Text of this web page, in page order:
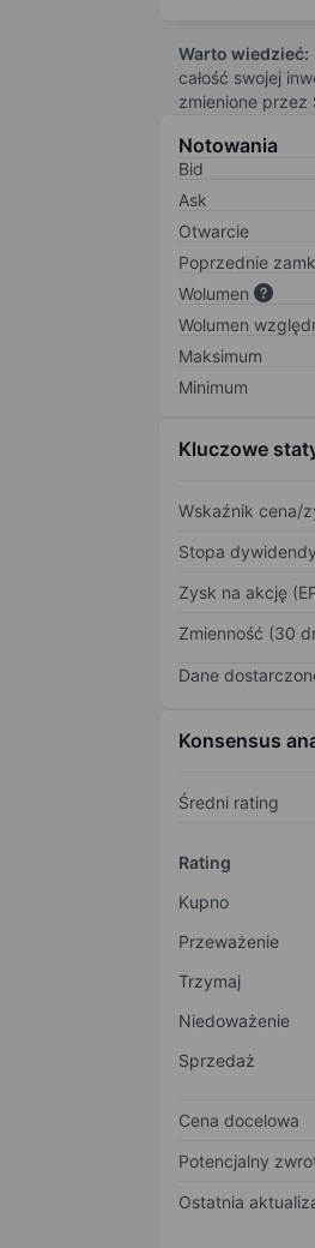
Warto wiedzieć:
całość swojej
zmienione przez
Notowania
Bid
Ask
Otwarcie
Poprzednie
Wolumen
Wolumen
Maksimum
Minimum
Kluczowe
Wskaźnik cena/
Stopa
Zysk na akcję
Zmienność (30
Dane
Konsensus
Średni rating
Rating
Kupno
Przeważenie
Trzymaj
Niedoważenie
Sprzedaż
Cena docelowa
Potencjalny
Ostatnia